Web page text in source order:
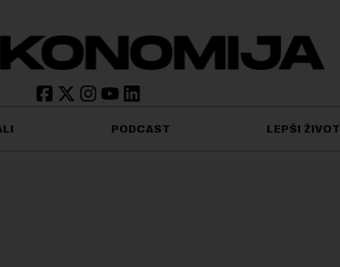
PODCAST LEPŠI ŽIVOT